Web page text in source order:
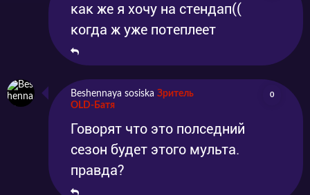
как же я хочу на стендап((
когда ж уже потеплеет
Beshennaya sosiska Зритель
OLD-Батя
0
Говорят что это полседний
сезон будет этого мульта.
правда?